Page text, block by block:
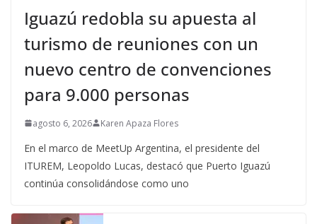
Iguazú redobla su apuesta al
turismo de reuniones con un
nuevo centro de convenciones
para 9.000 personas
agosto 6, 2026 Karen Apaza Flores
En el marco de MeetUp Argentina, el presidente del
ITUREM, Leopoldo Lucas, destacó que Puerto Iguazú
continúa consolidándose como uno